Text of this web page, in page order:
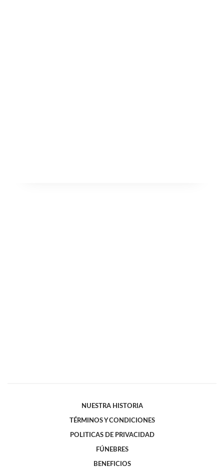
NUESTRA HISTORIA
TÉRMINOS Y CONDICIONES
POLITICAS DE PRIVACIDAD
FÚNEBRES
BENEFICIOS